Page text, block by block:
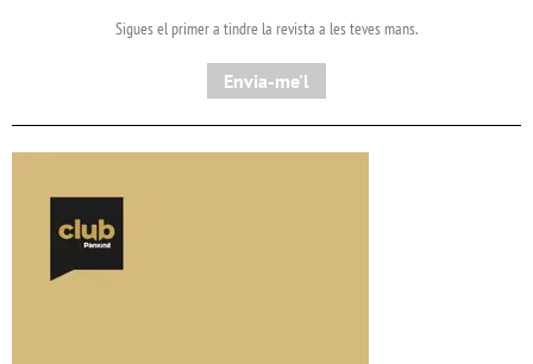
Sigues el primer a tindre la revista a les teves mans.
Envia-me'l